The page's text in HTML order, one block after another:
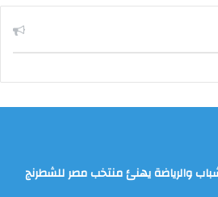
والرياضة يهنئ منتخب مصر للشطرنج